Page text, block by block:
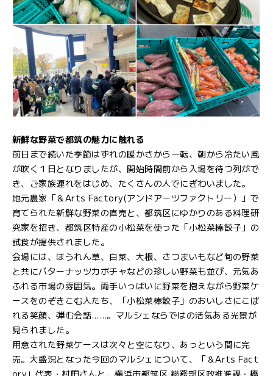
新鮮な野菜で都筑の魅力に触れる
前日まで続いた季節はずれの暖かさから一転、朝から冷たい風
が吹く１日となりましたが、開始時間前から入場を待つ列がで
き、ご家族連れをはじめ、たくさんの人でにぎわいました。
地元農家「＆Arts Factory(アンドアーツファクトリー）」で
育てられた新鮮な野菜の直売と、都筑区にゆかりのある料理研
究家を招き、都筑区特産の小松菜を使った「小松菜棒餃子」の
試食が提供されました。
会場には、ほうれん草、白菜、大根、さつまいもなど旬の野菜
と共にバターナッツカボチャなどの珍しい野菜も並び、元気あ
ふれる市場の雰囲気。両手いっぱいに野菜を抱えながら野菜ケ
ースをのぞきこむ人たち、「小松菜棒餃子」のおいしさにこぼ
れる笑顔、弾む会話……。マルシェならではの活気ある光景が
見られました。
用意された野菜ケースは次々と空になり、あっという間に完
売。大盛況となった今回のマルシェについて、「＆Arts Fact